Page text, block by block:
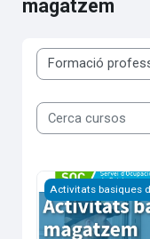
magatzem
Categories de
Cerca cursos
Informació
Activitats basiques